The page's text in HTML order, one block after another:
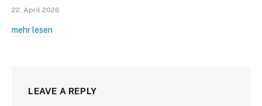
22. April 2026
mehr lesen
LEAVE A REPLY